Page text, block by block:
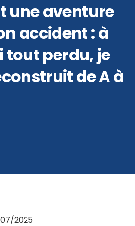
une aventure
accident : à
tout perdu, je
de A à
2025